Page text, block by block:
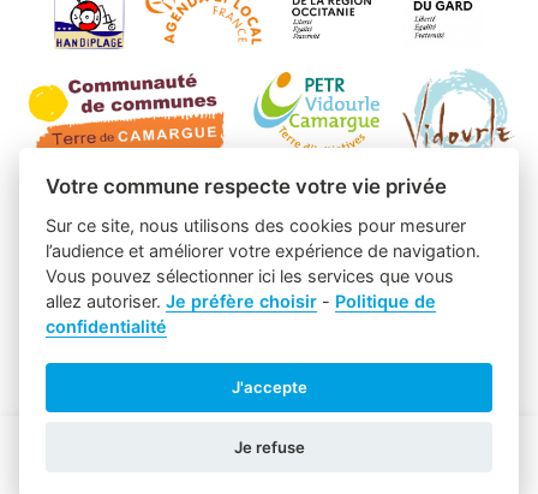
Votre commune respecte votre vie privée
Sur ce site, nous utilisons des cookies pour mesurer
l’audience et améliorer votre expérience de navigation.
Vous pouvez sélectionner ici les services que vous
allez autoriser.Je préfère choisir - Politique de
confidentialité
J'accepte
Je refuse